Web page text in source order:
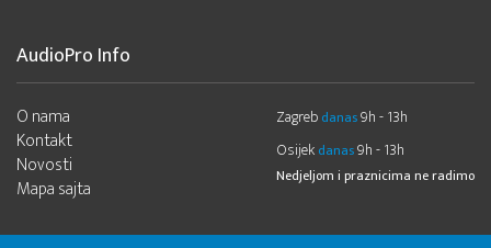
AudioPro Info
O nama
Kontakt
Novosti
Mapa sajta
Zagreb danas9h - 13h
Osijek danas9h - 13h
Nedjeljom i praznicima ne radimo